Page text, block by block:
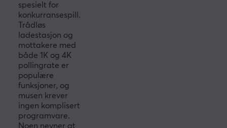
Høyde
42.1 mm
Vekt
60 g
EGENSKAPER
Sensormodell
PAW 3950
spesielt for
konkurransespill.
Trådløs
ladestasjon og
mottakere med
både 1K og 4K
pollingrate er
populære
funksjoner, og
musen krever
ingen komplisert
programvare.
Noen nevner at